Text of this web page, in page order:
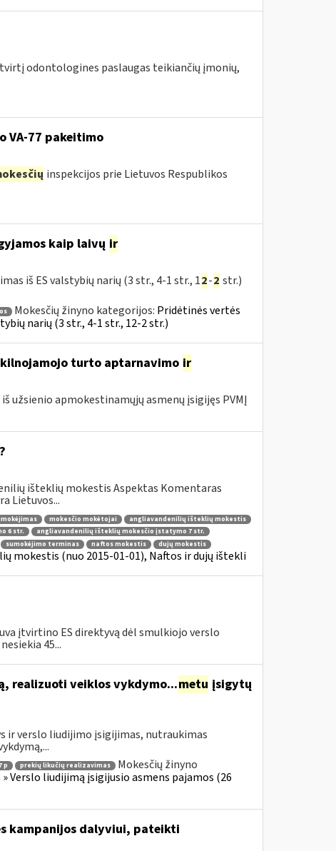
odontologines paslaugas teikiančių įmonių,
VA-77 pakeitimo
inspekcijos prie Lietuvos Respublikos
kaip laivų ir
iš ES valstybių narių (3 str., 4-1 str., 12-2 str.)
Mokesčių žinyno kategorijos: Pridėtinės vertės
narių (3 str., 4-1 str., 12-2 str.)
turto aptarnavimo ir
užsienio apmokestinamųjų asmenų įsigijęs PVMĮ
išteklių mokestis Aspektas Komentaras
Lietuvos...
mokesčio mokėtojai
angliavandenilių išteklių mokestis
6 str.
angliavandenilių išteklių mokesčio įstatymo 7 str.
sumokėjimo terminas naftos mokestis dujų mokestis
mokestis (nuo 2015-01-01), Naftos ir dujų ištekli
įtvirtino ES direktyvą dėl smulkiojo verslo
45...
realizuoti veiklos vykdymo...metu įsigytų
ir verslo liudijimo įsigijimas, nutraukimas
p prekių likučių realizavimas
Mokesčių žinyno
Verslo liudijimą įsigijusio asmens pajamos (26
kampanijos dalyviui, pateikti